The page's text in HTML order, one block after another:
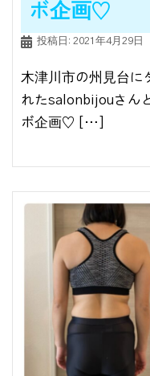
ボ企画♡
投稿日: 2021年4月29日
木津川市の州見台に
れたsalonbijouさん
ボ企画♡ […]